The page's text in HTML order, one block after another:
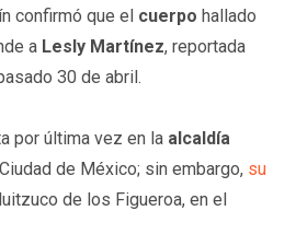
confirmó que el cuerpo hallado
a Lesly Martínez, reportada
30 de abril.
por última vez en la alcaldía
de México; sin embargo, su
de los Figueroa, en el